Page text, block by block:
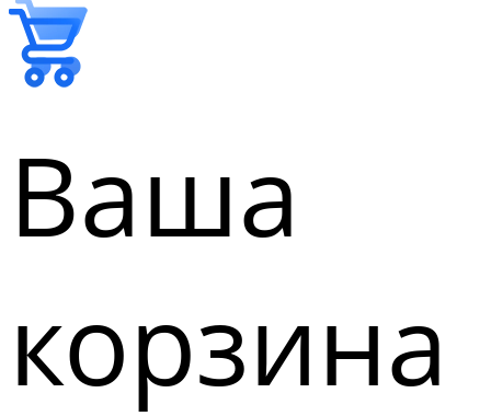
Ваша
корзина